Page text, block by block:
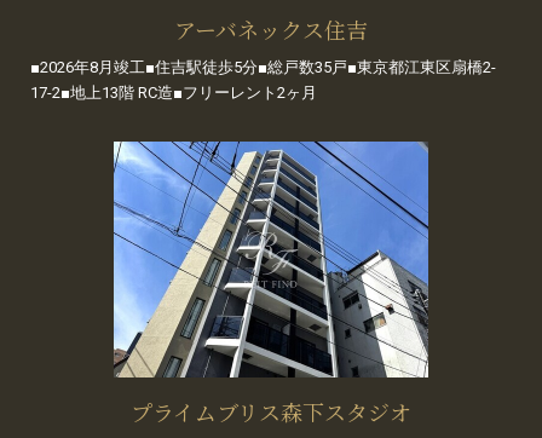
アーバネックス住吉
■2026年8月竣工■住吉駅徒歩5分■総戸数35戸■東京都江東区扇橋2-
17-2■地上13階 RC造■フリーレント2ヶ月
プライムブリス森下スタジオ